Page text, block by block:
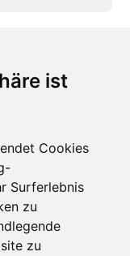
ist
Cookies
Surferlebnis
zu
zu